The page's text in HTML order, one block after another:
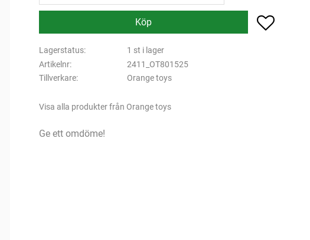
Köp Lägg till
Lagerstatus
1 st i lager
Artikelnr
2411_OT801525
Tillverkare
Orange toys
Visa alla produkter från Orange toys
Ge ett omdöme!